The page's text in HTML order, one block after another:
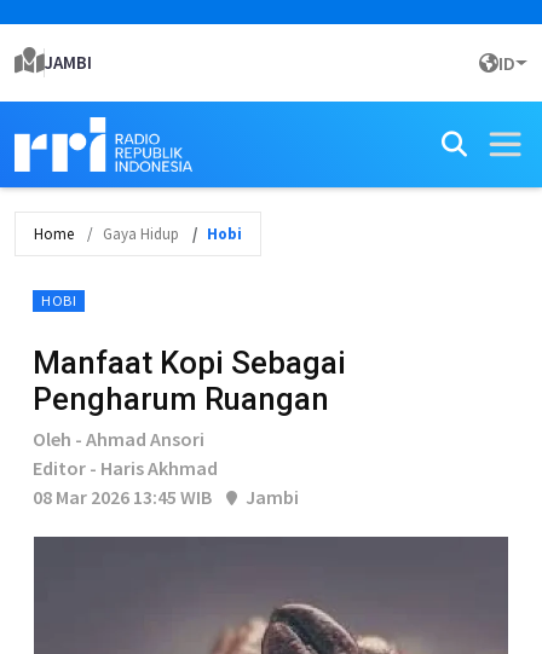
JAMBI ID
Home Gaya Hidup Hobi
HOBI
Manfaat Kopi Sebagai
Pengharum Ruangan
Oleh - Ahmad Ansori
Editor - Haris Akhmad
08 Mar 2026 13:45 WIB
Jambi